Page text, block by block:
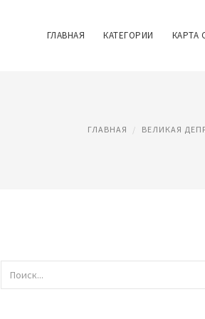
ГЛАВНАЯ КАТЕГОРИИ КАРТА
ГЛАВНАЯ ВЕЛИКАЯ